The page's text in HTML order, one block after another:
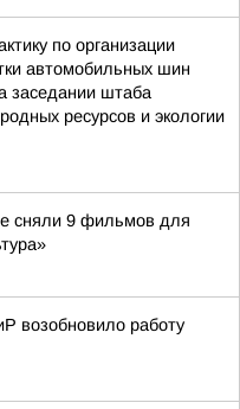
по организации
автомобильных шин
заседании штаба
ресурсов и экологии
сняли 9 фильмов для
возобновило работу